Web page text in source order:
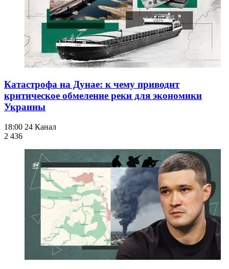
Катастрофа на Дунае: к чему приводит
критическое обмеление реки для экономики
Украины
18:00 24 Канал
2 436